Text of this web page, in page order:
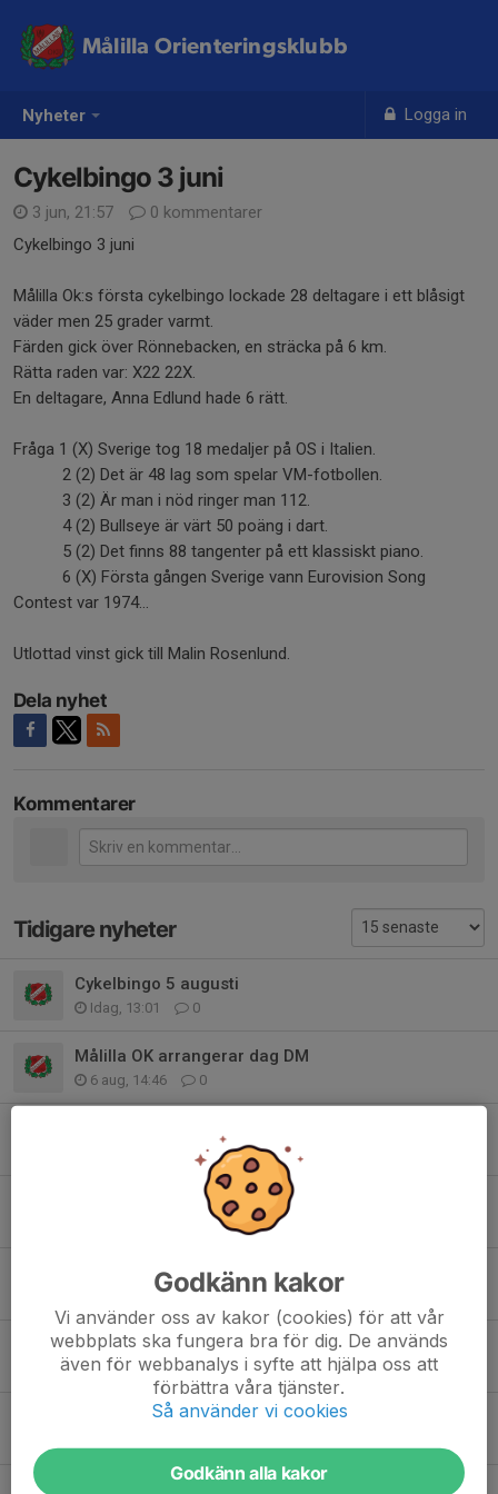
Nyheter Logga in
Målilla Orienteringsklubb
Cykelbingo 3 juni
3 jun, 21:57
0 kommentarer
Cykelbingo 3 juni
Målilla Ok:s första cykelbingo lockade 28 deltagare i ett blåsigt
väder men 25 grader varmt.
Färden gick över Rönnebacken, en sträcka på 6 km.
Rätta raden var: X22 22X.
En deltagare, Anna Edlund hade 6 rätt.
Fråga 1 (X) Sverige tog 18 medaljer på OS i Italien.
2 (2) Det är 48 lag som spelar VM-fotbollen.
3 (2) Är man i nöd ringer man 112.
4 (2) Bullseye är värt 50 poäng i dart.
5 (2) Det finns 88 tangenter på ett klassiskt piano.
6 (X) Första gången Sverige vann Eurovision Song
Contest var 1974…
Utlottad vinst gick till Malin Rosenlund.
Dela nyhet
Kommentarer
Tidigare nyheter
Cykelbingo 5 augusti
Idag, 13:01 0
Målilla OK arrangerar dag DM
6 aug, 14:46 0
0
Cykelbingo 22 juli
Cykelbingo 22 juli
18 jul, 18:45 0
Cykelbingo 15 juli
18 jul, 18:40 0
Cykelbingo 8 juli
Godkänn kakor
Vi använder oss av kakor (cookies) för att vår
webbplats ska fungera bra för dig. De används
även för webbanalys i syfte att hjälpa oss att
förbättra våra tjänster.
Så använder vi cookies
Godkänn alla kakor